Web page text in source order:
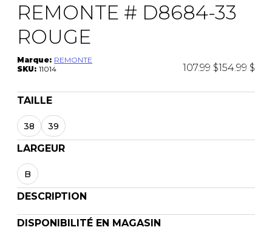
REMONTE # D8684-33
ROUGE
Marque: REMONTE
SKU: 11014 107.99 $154.99 $
TAILLE
38 39
LARGEUR
B
DESCRIPTION
DISPONIBILITÉ EN MAGASIN